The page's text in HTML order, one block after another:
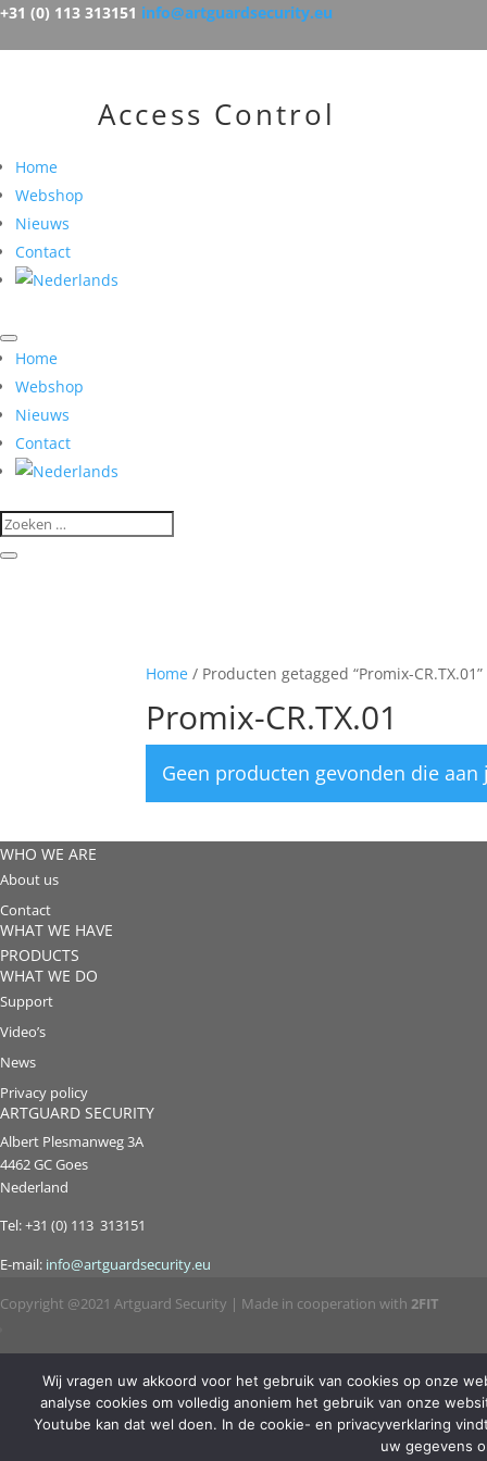
+31 (0) 113 313151 info@artguardsecurity.eu
Access Control
Home
Webshop
Nieuws
Contact
Home
Webshop
Nieuws
Contact
Home / Producten getagged “Promix-CR.TX.01”
Promix-CR.TX.01
Geen producten gevonden die
WHO WE ARE
About us
Contact
WHAT WE HAVE
PRODUCTS
WHAT WE DO
Support
Video’s
News
Privacy policy
ARTGUARD SECURITY
Albert Plesmanweg 3A
4462 GC Goes
Nederland
Tel: +31 (0) 113 313151
E-mail: info@artguardsecurity.eu
Copyright @2021 Artguard Security | Made in cooperation with 2FIT
Wij vragen uw akkoord voor het gebruik van cookies op onze
analyse cookies om volledig anoniem het gebruik van onze
Youtube kan dat wel doen. In de cookie- en privacyverklaring
uw gegevens